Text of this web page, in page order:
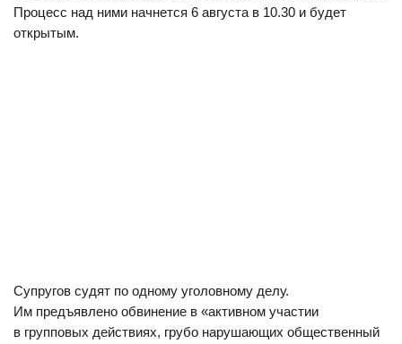
Процесс над ними начнется 6 августа в 10.30 и будет
открытым.
Супругов судят по одному уголовному делу.
Им предъявлено обвинение в «активном участии
в групповых действиях, грубо нарушающих общественный